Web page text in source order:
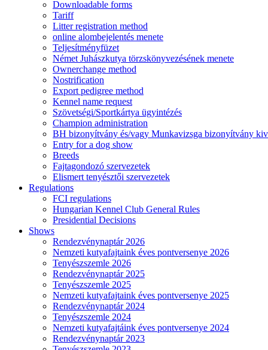
Downloadable forms
Tariff
Litter registration method
online alombejelentés menete
Teljesítményfüzet
Német Juhászkutya törzskönyvezésének menete
Ownerchange method
Nostrification
Export pedigree method
Kennel name request
Szövetségi/Sportkártya ügyintézés
Champion administration
BH bizonyítvány és/vagy Munkavizsga bizonyítvány
Entry for a dog show
Breeds
Fajtagondozó szervezetek
Elismert tenyésztői szervezetek
Regulations
FCI regulations
Hungarian Kennel Club General Rules
Presidential Decisions
Shows
Rendezvénynaptár 2026
Nemzeti kutyafajtaink éves pontversenye 2026
Tenyészszemle 2026
Rendezvénynaptár 2025
Tenyészszemle 2025
Nemzeti kutyafajtaink éves pontversenye 2025
Rendezvénynaptár 2024
Tenyészszemle 2024
Nemzeti kutyafajtáink éves pontversenye 2024
Rendezvénynaptár 2023